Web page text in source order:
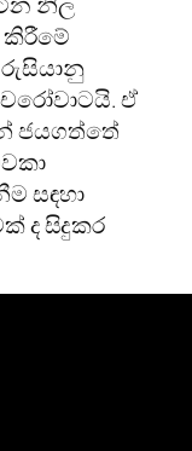
කිරීමේ
ඒ
ජයගත්තේ
සඳහා
ද සිදුකර